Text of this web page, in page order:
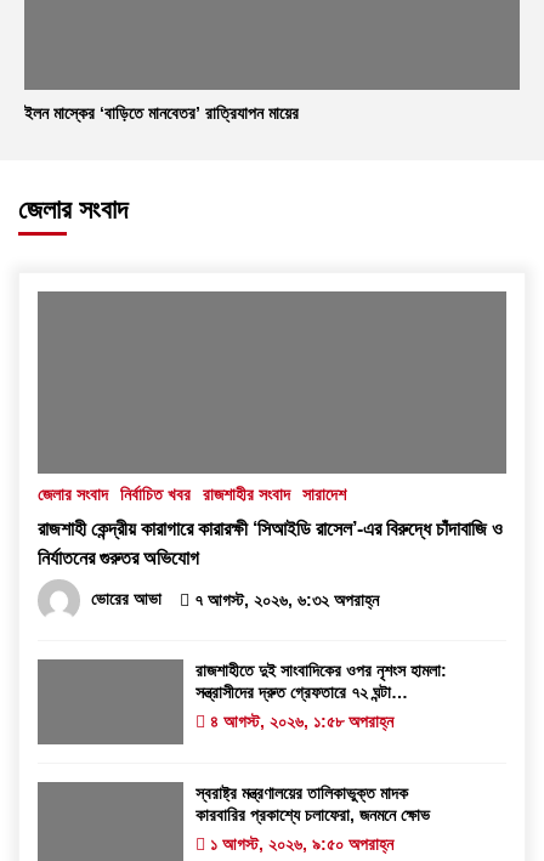
ইলন মাস্কের ‘বাড়িতে মানবেতর’ রাত্রিযাপন মায়ের
জেলার সংবাদ
জেলার সংবাদ নির্বাচিত খবর রাজশাহীর সংবাদ সারাদেশ
রাজশাহী কেন্দ্রীয় কারাগারে কারারক্ষী ‘সিআইডি রাসেল’-এর বিরুদ্ধে চাঁদাবাজি ও
নির্যাতনের গুরুতর অভিযোগ
ভোরের আভা ৭ আগস্ট, ২০২৬, ৬:৩২ অপরাহ্ন
রাজশাহীতে দুই সাংবাদিকের ওপর নৃশংস হামলা:
সন্ত্রাসীদের দ্রুত গ্রেফতারে ৭২ ঘন্টা
আলটিমেটাম
৪ আগস্ট, ২০২৬, ১:৫৮ অপরাহ্ন
স্বরাষ্ট্র মন্ত্রণালয়ের তালিকাভুক্ত মাদক
কারবারির প্রকাশ্যে চলাফেরা, জনমনে ক্ষোভ
১ আগস্ট, ২০২৬, ৯:৫০ অপরাহ্ন